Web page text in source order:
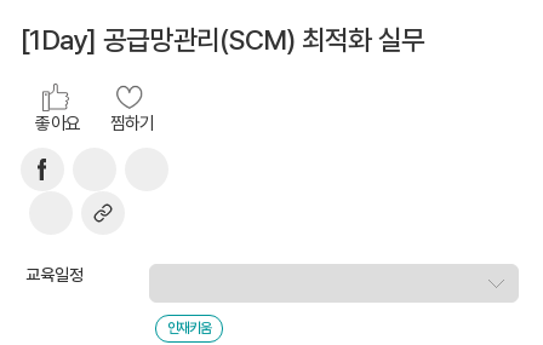
[1Day] 공급망관리(SCM) 최적화 실무
좋아요 찜하기
교육일정
인재키움